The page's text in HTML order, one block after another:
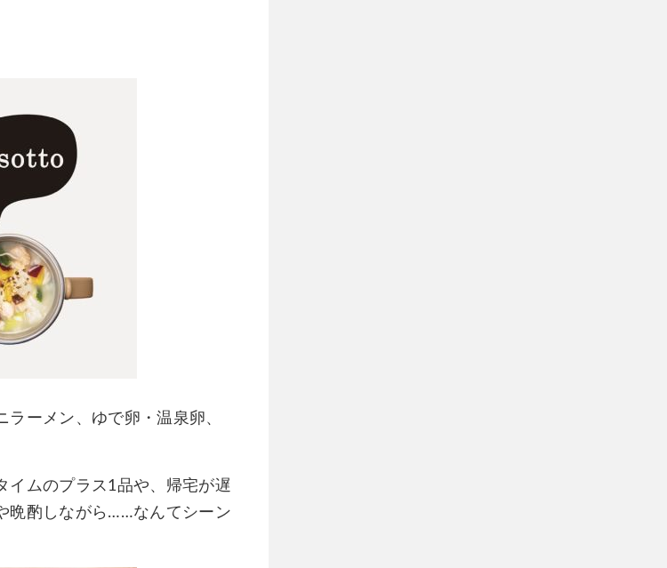
ーメン、ゆで卵・温泉卵、
イムのプラス1品や、帰宅が遅
晩酌しながら……なんてシーン